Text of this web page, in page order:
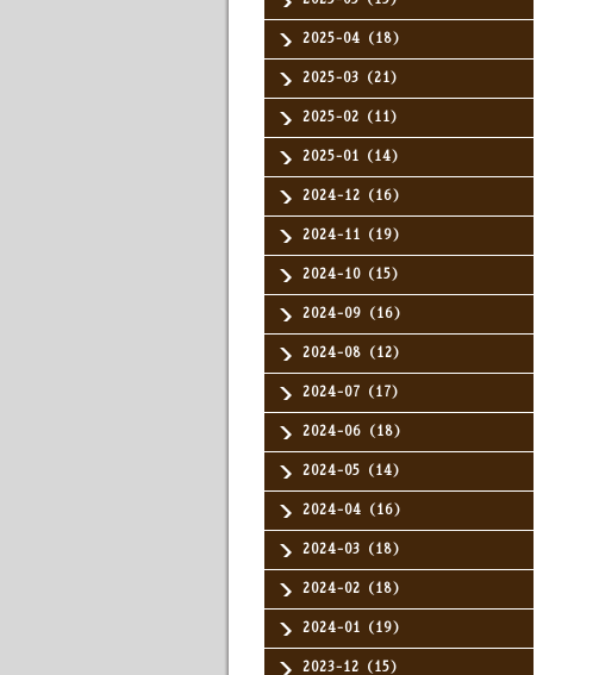
2025-04（18）
2025-03（21）
2025-02（11）
2025-01（14）
2024-12（16）
2024-11（19）
2024-10（15）
2024-09（16）
2024-08（12）
2024-07（17）
2024-06（18）
2024-05（14）
2024-04（16）
2024-03（18）
2024-02（18）
2024-01（19）
2023-12（15）